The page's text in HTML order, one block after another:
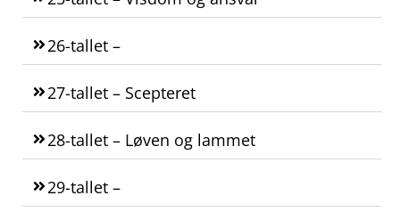
26-tallet –
27-tallet – Scepteret
28-tallet – Løven og lammet
29-tallet –